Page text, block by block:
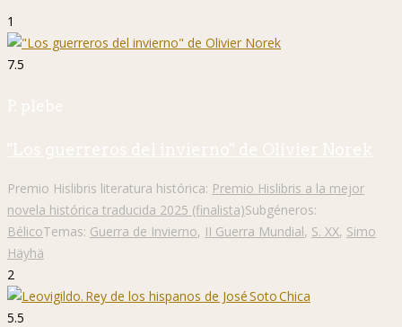
1
7.5
P. plebe
"Los guerreros del invierno" de Olivier Norek
Premio Hislibris literatura histórica: Premio Hislibris a la mejor
novela histórica traducida 2025 (finalista)Subgéneros:
BélicoTemas: Guerra de Invierno, II Guerra Mundial, S. XX, Simo
Häyhä
2
5.5